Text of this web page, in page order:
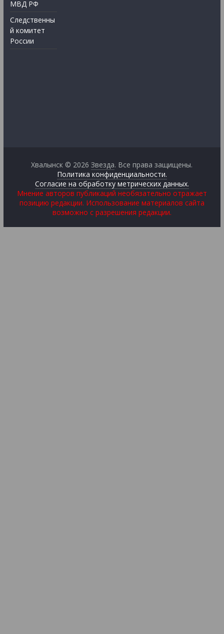
МВД РФ
Следственны
й комитет
России
Хвалынск © 2026Звезда. Все права защищены.
Политика конфиденциальности.
Согласие на обработку метрических данных.
Мнение авторов публикаций необязательно отражает
позицию редакции. Использование материалов сайта
возможно с разрешения редакции.